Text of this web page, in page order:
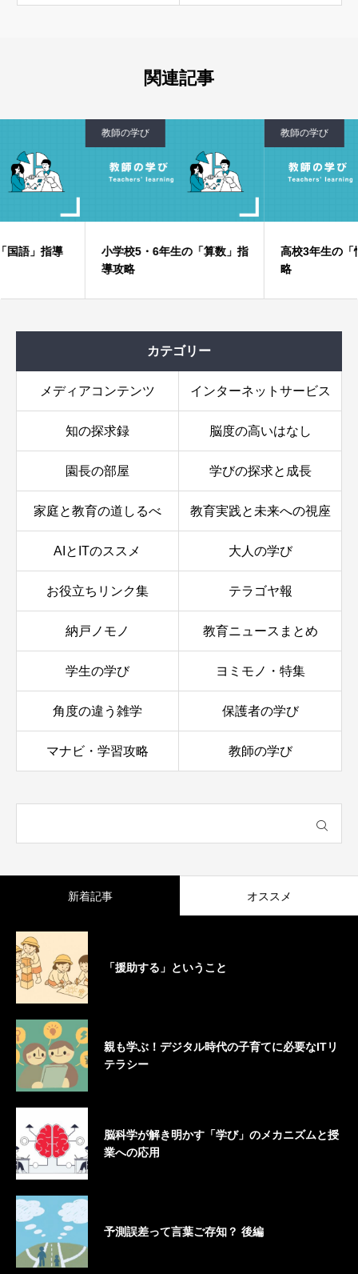
関連記事
導
教師の学び
小学校5・6年生の「算数」指
教師の学び
高校3年生の「情報」
カテゴリー
メディアコンテンツ インターネットサービス
知の探求録 脳度の高いはなし
園長の部屋 学びの探求と成長
家庭と教育の道しるべ 教育実践と未来への視座
AIとITのススメ 大人の学び
お役立ちリンク集 テラゴヤ報
納戸ノモノ 教育ニュースまとめ
学生の学び ヨミモノ・特集
角度の違う雑学 保護者の学び
マナビ・学習攻略 教師の学び
新着記事 オススメ
「援助する」ということ
親も学ぶ！デジタル時代の子育てに必要なITリ
テラシー
脳科学が解き明かす「学び」のメカニズムと授
業への応用
予測誤差って言葉ご存知？ 後編
具体的な指導法：アナログとデジタルの手立て
指導の要：アナログとデジタルの最適なバランス
学習成果を測る評価の視点